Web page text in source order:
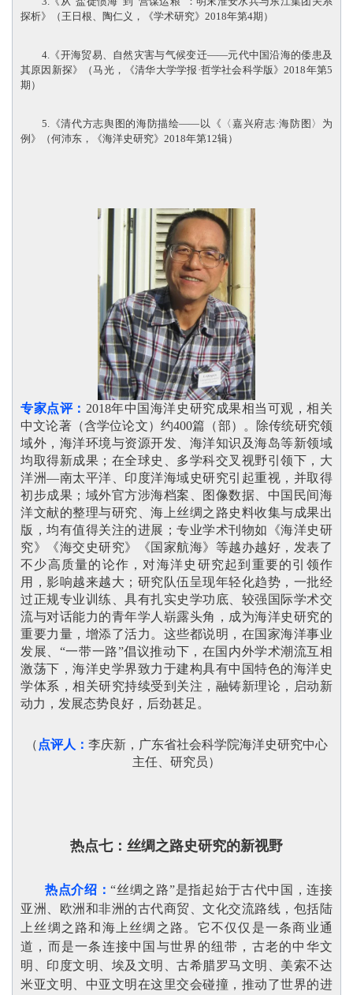
探析》（王日根、陶仁义，《学术研究》2018年第4期）
4.《开海贸易、自然灾害与气候变迁——元代中国沿海的倭患及
其原因新探》（马光，《清华大学学报·哲学社会科学版》2018年第5
期）
5.《清代方志舆图的海防描绘——以《〈嘉兴府志·海防图〉为
例》（何沛东，《海洋史研究》2018年第12辑）
专家点评： 2018年中国海洋史研究成果相当可观，相关
中文论著（含学位论文）约400篇（部）。除传统研究领
域外，海洋环境与资源开发、海洋知识及海岛等新领域
均取得新成果；在全球史、多学科交叉视野引领下，大
洋洲—南太平洋、印度洋海域史研究引起重视，并取得
初步成果；域外官方涉海档案、图像数据、中国民间海
洋文献的整理与研究、海上丝绸之路史料收集与成果出
版，均有值得关注的进展；专业学术刊物如《海洋史研
究》《海交史研究》《国家航海》等越办越好，发表了
不少高质量的论作，对海洋史研究起到重要的引领作
用，影响越来越大；研究队伍呈现年轻化趋势，一批经
过正规专业训练、具有扎实史学功底、较强国际学术交
流与对话能力的青年学人崭露头角，成为海洋史研究的
重要力量，增添了活力。这些都说明，在国家海洋事业
发展、“一带一路”倡议推动下，在国内外学术潮流互相
激荡下，海洋史学界致力于建构具有中国特色的海洋史
学体系，相关研究持续受到关注，融铸新理论，启动新
动力，发展态势良好，后劲甚足 。
（ 点评人： 李庆新，广东省社会科学院海洋史研究中心
主任、研究员 ）
热点七： 丝绸之路史研究的新视野
热点介绍：“丝绸之路”是指起始于古代中国，连接
亚洲、欧洲和非洲的古代商贸、文化交流路线，包括陆
上丝绸之路和海上丝绸之路。它不仅仅是一条商业通
道，而是一条连接中国与世界的纽带，古老的中华文
明、印度文明、埃及文明、古希腊罗马文明、美索不达
米亚文明、中亚文明在这里交会碰撞，推动了世界的进